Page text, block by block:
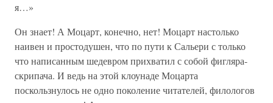
я…»
Он знает! А Моцарт, конечно, нет! Моцарт настолько
наивен и простодушен, что по пути к Сальери с только
что написанным шедевром прихватил с собой фигляра-
скрипача. И ведь на этой клоунаде Моцарта
поскользнулось не одно поколение читателей, филологов